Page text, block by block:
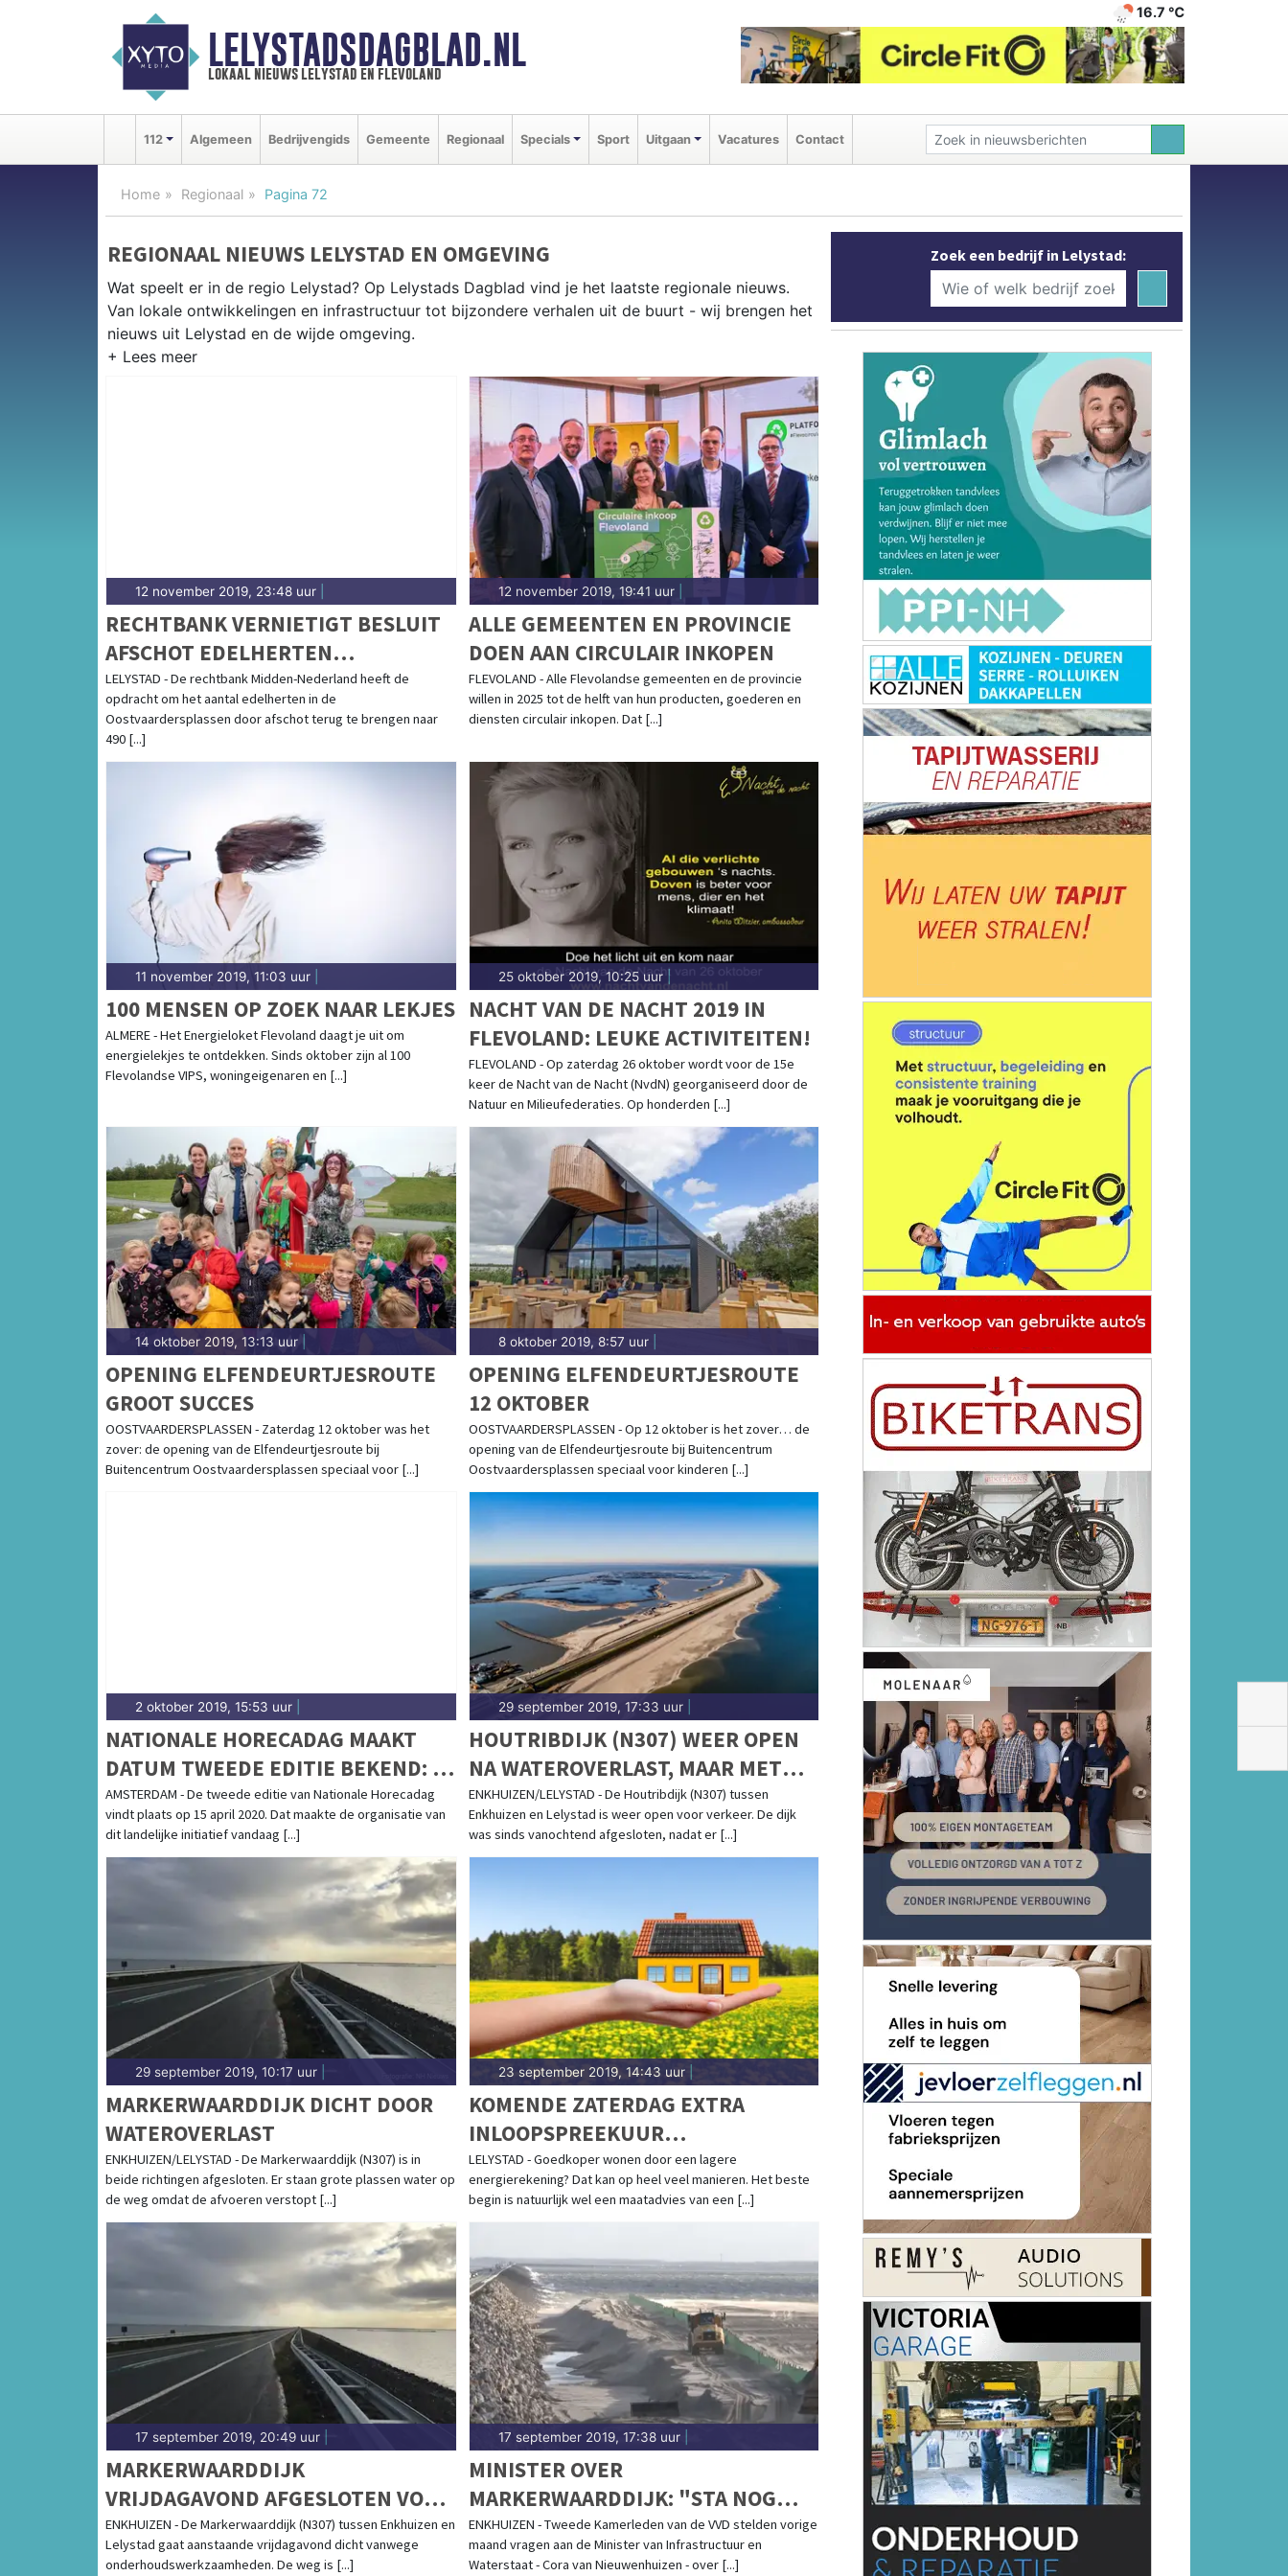
LELYSTADSDAGBLAD.NL
lokaal nieuws lelystad en flevoland
16.7 ℃
112 Algemeen Bedrijvengids Gemeente Regionaal Specials Sport Uitgaan Vacatures Contact
Home Regionaal Pagina 72
REGIONAAL NIEUWS LELYSTAD EN OMGEVING
Wat speelt er in de regio Lelystad? Op Lelystads Dagblad vind je het laatste regionale nieuws.
Van lokale ontwikkelingen en infrastructuur tot bijzondere verhalen uit de buurt - wij brengen het
nieuws uit Lelystad en de wijde omgeving.
Naast Lelystad volgen wij ook het nieuws uit Zeewolde, Dronten, Almere en andere gemeenten in
12 november 2019, 23:48 uur
RECHTBANK VERNIETIGT BESLUIT
AFSCHOT EDELHERTEN
OOSTVAARDERSPLASSEN
LELYSTAD - De rechtbank Midden-Nederland heeft de
opdracht om het aantal edelherten in de
Oostvaardersplassen door afschot terug te brengen naar
490 [...]
12 november 2019, 19:41 uur|
ALLE GEMEENTEN EN PROVINCIE
DOEN AAN CIRCULAIR INKOPEN
FLEVOLAND - Alle Flevolandse gemeenten en de provincie
willen in 2025 tot de helft van hun producten, goederen en
diensten circulair inkopen. Dat [...]
11 november 2019, 11:03 uur
100 MENSEN OP ZOEK NAAR LEKJES
ALMERE - Het Energieloket Flevoland daagt je uit om
energielekjes te ontdekken. Sinds oktober zijn al 100
Flevolandse VIPS, woningeigenaren en [...]
25 oktober 2019, 10:25 uur|
NACHT VAN DE NACHT 2019 IN
FLEVOLAND: LEUKE ACTIVITEITEN!
FLEVOLAND - Op zaterdag 26 oktober wordt voor de 15e
keer de Nacht van de Nacht (NvdN) georganiseerd door de
Natuur en Milieufederaties. Op honderden [...]
14 oktober 2019, 13:13 uur
OPENING ELFENDEURTJESROUTE
GROOT SUCCES
OOSTVAARDERSPLASSEN - Zaterdag 12 oktober was het
zover: de opening van de Elfendeurtjesroute bij
Buitencentrum Oostvaardersplassen speciaal voor [...]
8 oktober 2019, 8:57 uur|
OPENING ELFENDEURTJESROUTE
12 OKTOBER
OOSTVAARDERSPLASSEN - Op 12 oktober is het zover… de
opening van de Elfendeurtjesroute bij Buitencentrum
Oostvaardersplassen speciaal voor kinderen [...]
2 oktober 2019, 15:53 uur
NATIONALE HORECADAG MAAKT
DATUM TWEEDE EDITIE BEKEND: 15
APRIL 2020!
AMSTERDAM - De tweede editie van Nationale Horecadag
vindt plaats op 15 april 2020. Dat maakte de organisatie van
dit landelijke initiatief vandaag [...]
29 september 2019, 17:33 uur|
HOUTRIBDIJK (N307) WEER OPEN
NA WATEROVERLAST, MAAR MET
EXTRA REGELS
ENKHUIZEN/LELYSTAD - De Houtribdijk (N307) tussen
Enkhuizen en Lelystad is weer open voor verkeer. De dijk
was sinds vanochtend afgesloten, nadat er [...]
29 september 2019, 10:17 uur
MARKERWAARDDIJK DICHT DOOR
WATEROVERLAST
ENKHUIZEN/LELYSTAD - De Markerwaarddijk (N307) is in
beide richtingen afgesloten. Er staan grote plassen water op
de weg omdat de afvoeren verstopt [...]
23 september 2019, 14:43 uur|
KOMENDE ZATERDAG EXTRA
INLOOPSPREEKUUR
ENERGIELOKET FLEVOLAND
LELYSTAD - Goedkoper wonen door een lagere
energierekening? Dat kan op heel veel manieren. Het beste
begin is natuurlijk wel een maatadvies van een [...]
17 september 2019, 20:49 uur
MARKERWAARDDIJK
VRIJDAGAVOND AFGESLOTEN VOOR
VERKEER VANWEGE
WERKZAAMHEDEN
ENKHUIZEN - De Markerwaarddijk (N307) tussen Enkhuizen en
Lelystad gaat aanstaande vrijdagavond dicht vanwege
onderhoudswerkzaamheden. De weg is [...]
17 september 2019, 17:38 uur|
MINISTER OVER
MARKERWAARDDIJK: "STA NOG
STEEDS ACHTER KEUZE VOOR ZAND
ALS DIJKVERSTERKING"
ENKHUIZEN - Tweede Kamerleden van de VVD stelden vorige
maand vragen aan de Minister van Infrastructuur en
Waterstaat - Cora van Nieuwenhuizen - over [...]
Zoek een bedrijf in Lelystad: